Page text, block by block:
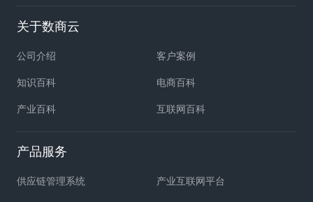
关于数商云
公司介绍 客户案例
知识百科 电商百科
产业百科 互联网百科
产品服务
供应链管理系统 产业互联网平台